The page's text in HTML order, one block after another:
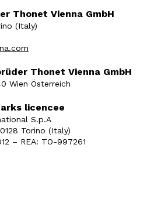
Thonet Vienna GmbH
(Italy)
Thonet Vienna GmbH
Wien Österreich
licencee
S.p.A
Torino (Italy)
– REA: TO-997261